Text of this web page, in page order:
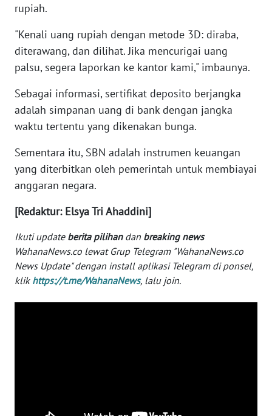
rupiah.
"Kenali uang rupiah dengan metode 3D: diraba,
diterawang, dan dilihat. Jika mencurigai uang
palsu, segera laporkan ke kantor kami," imbaunya.
Sebagai informasi, sertifikat deposito berjangka
adalah simpanan uang di bank dengan jangka
waktu tertentu yang dikenakan bunga.
Sementara itu, SBN adalah instrumen keuangan
yang diterbitkan oleh pemerintah untuk membiayai
anggaran negara.
[Redaktur: Elsya Tri Ahaddini]
Ikuti update berita pilihandan breaking news
WahanaNews.co lewat Grup Telegram "WahanaNews.co
News Update" dengan install aplikasi Telegram di ponsel,
klik https://t.me/WahanaNews, lalu join.
WN
PAPUA
PAPUA
RIAU
WN
SERAMBI
WN
WN
SULTRA